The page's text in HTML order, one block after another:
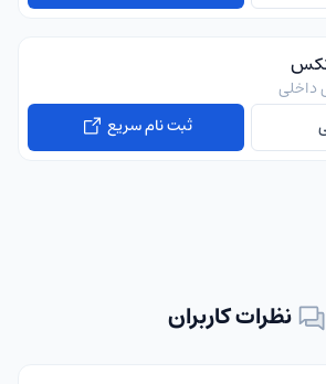
داخلی
ثبت نام سریع
نظرات کاربران